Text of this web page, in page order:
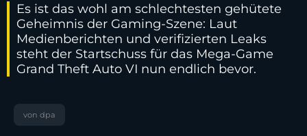
Es ist das wohl am schlechtesten gehütete
Geheimnis der Gaming-Szene: Laut
Medienberichten und verifizierten Leaks
steht der Startschuss für das Mega-Game
Grand Theft Auto VI nun endlich bevor.
von dpa